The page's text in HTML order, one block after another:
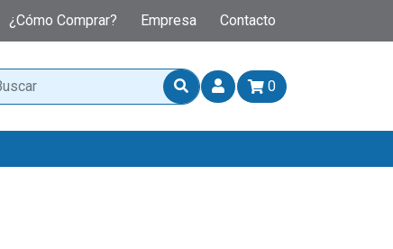
¿Cómo Comprar? Empresa Contacto
0